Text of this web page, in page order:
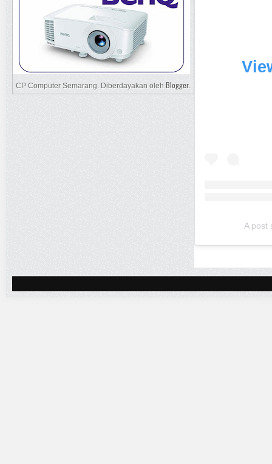
A post
CP Computer Semarang. Diberdayakan oleh Blogger.